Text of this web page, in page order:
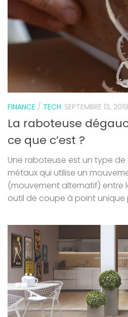
FINANCE / TECH SEPTEMBRE 13, 2019
La raboteuse
ce que c’est ?
Une raboteuse est un type
métaux qui utilise un
(mouvement alternatif) entre
outil de coupe à point unique